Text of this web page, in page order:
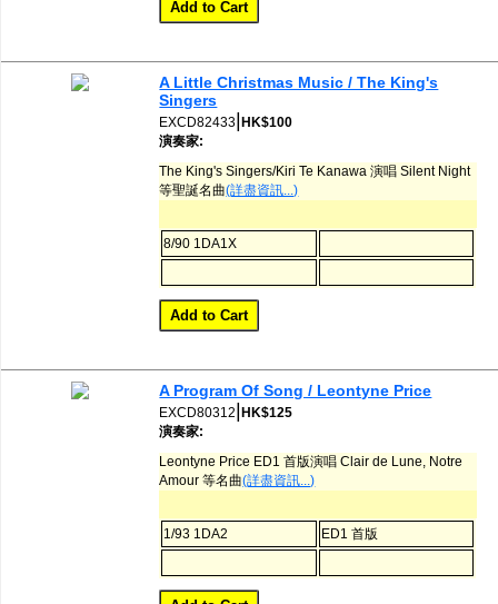
A Little Christmas Music / The King's
Singers
EXCD82433 |HK$100
演奏家:
The King's Singers/Kiri Te Kanawa 演唱 Silent Night
等聖誕名曲(詳盡資訊...)
8/90 1DA1X
A Program Of Song / Leontyne Price
EXCD80312 |HK$125
演奏家:
Leontyne Price ED1 首版演唱 Clair de Lune, Notre
Amour 等名曲(詳盡資訊...)
1/93 1DA2 ED1 首版